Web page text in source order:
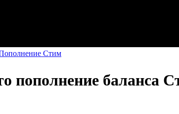
Стим
пополнение